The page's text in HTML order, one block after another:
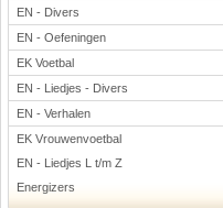
EN - Divers
EN - Oefeningen
EK Voetbal
EN - Liedjes - Divers
EN - Verhalen
EK Vrouwenvoetbal
EN - Liedjes L t/m Z
Energizers